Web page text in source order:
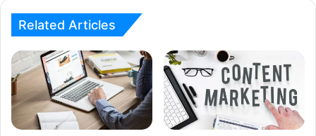
Related Articles